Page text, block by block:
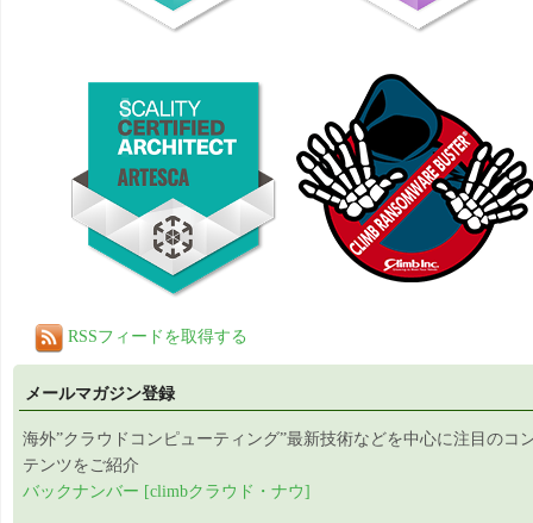
RSSフィードを取得する
メールマガジン登録
海外”クラウドコンピューティング”最新技術などを中心に注目のコ
テンツをご紹介
バックナンバー [climbクラウド・ナウ]